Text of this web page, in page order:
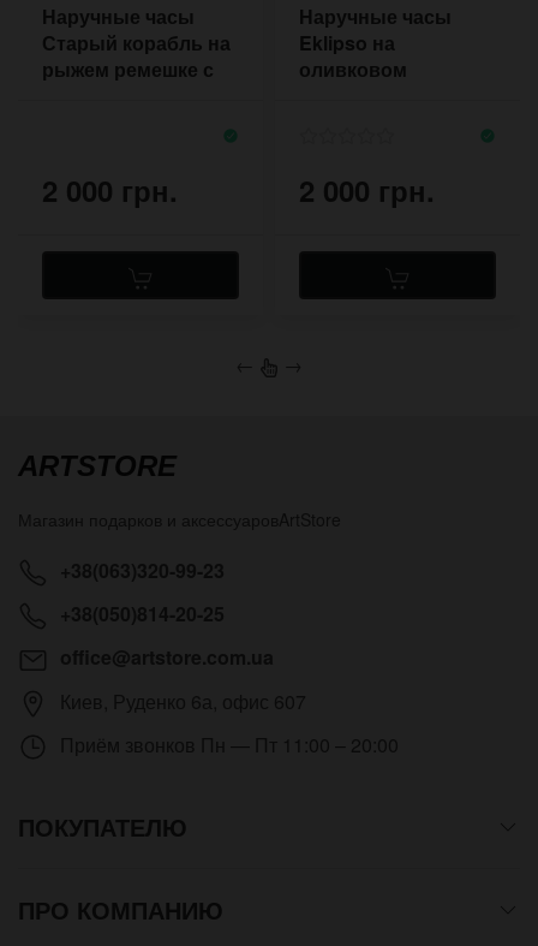
Наручные часы
Старый корабль на
рыжем ремешке с
2 000 грн.
Наручные часы
Eklipso на
оливковом
2 000 грн.
← →
ARTSTORE
ПОКУПАТЕЛЮ
ПРО КОМПАНИЮ